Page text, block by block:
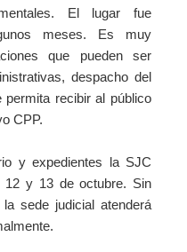
El lugar fue
meses. Es muy
que pueden ser
despacho del
recibir al público
CPP.
y expedientes la SJC
12 y 13 de octubre. Sin
sede judicial atenderá